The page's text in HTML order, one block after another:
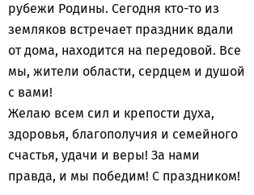
рубежи Родины. Сегодня кто-то из
земляков встречает праздник вдали
от дома, находится на передовой. Все
мы, жители области, сердцем и душой
с вами!
Желаю всем сил и крепости духа,
здоровья, благополучия и семейного
счастья, удачи и веры! За нами
правда, и мы победим! С праздником!